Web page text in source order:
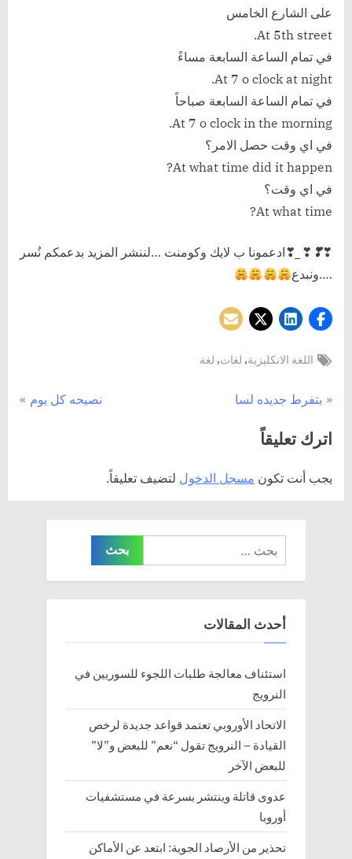
على الشارع الخامس
At 5th street.
في تمام الساعة السابعة مساءً
At 7 o clock at night.
في تمام الساعة السابعة صباحاً
At 7 o clock in the morning.
في اي وقت حصل الامر؟
At what time did it happen?
في اي وقت؟
At what time?
❣
❣
❣ ❣ادعمونا ب لايك وكومنت …لننشر المزيد بدعمكم نُسر
….ونبدع
Tags:
اللغة الانكليزية, لغات, لغة
تصفّح
المقالات
P
e
i
بتفرط جديده لسا
N
نصيحه كل يوم
اترك تعليقاً
يجب أنت تكون مسجل الدخول لتضيف تعليقاً.
البحث
عن:
أحدث المقالات
استئناف معالجة طلبات اللجوء للسوريين في
النرويج
الاتحاد الأوروبي تعتمد قواعد جديدة لرخص
القيادة – النرويج تقول “نعم” للبعض و”لا”
للبعض الآخر
عدوى قاتلة وينتشر بسرعة في مستشفيات
أوروبا
تحذير من الأرصاد الجوية: ابتعد عن الأماكن